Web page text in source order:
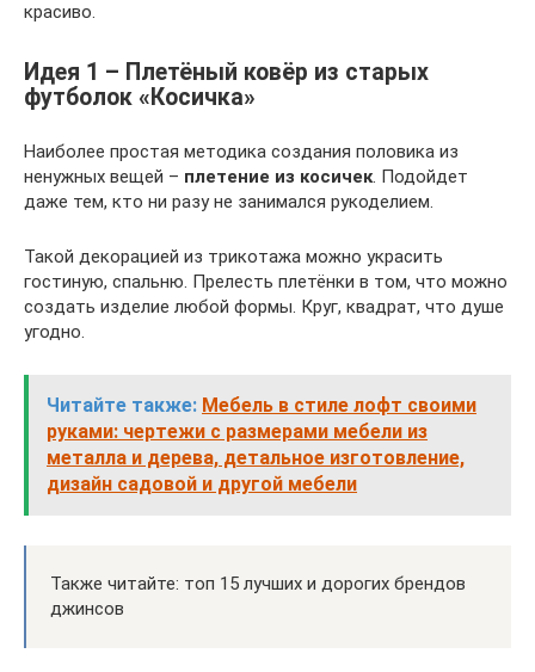
красиво.
Идея 1 – Плетёный ковёр из старых
футболок «Косичка»
Наиболее простая методика создания половика из
ненужных вещей – плетение из косичек. Подойдет
даже тем, кто ни разу не занимался рукоделием.
Такой декорацией из трикотажа можно украсить
гостиную, спальню. Прелесть плетёнки в том, что можно
создать изделие любой формы. Круг, квадрат, что душе
угодно.
Читайте также: Мебель в стиле лофт своими
руками: чертежи с размерами мебели из
металла и дерева, детальное изготовление,
дизайн садовой и другой мебели
Также читайте: топ 15 лучших и дорогих брендов
джинсов